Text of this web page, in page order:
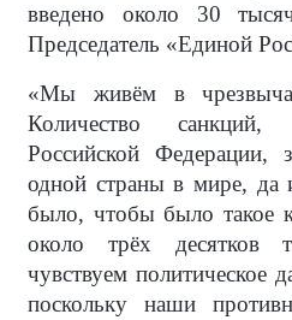
введено около 30
Председатель «Единой
«Мы живём в
Количество
Российской Федерации,
одной страны в мире, да
было, чтобы было такое
около трёх
чувствуем политическое
поскольку наши